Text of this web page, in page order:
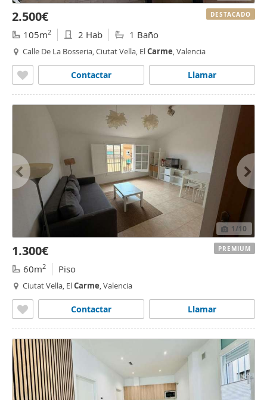
2.500€
105m2 2 Hab 1 Baño
Calle De La Bosseria, Ciutat Vella, ElCarme, Valencia
Llamar
Contactar
DESTACADO
1/10
1.300€
60m2 Piso
Ciutat Vella, ElCarme, Valencia
Llamar
Contactar
PREMIUM